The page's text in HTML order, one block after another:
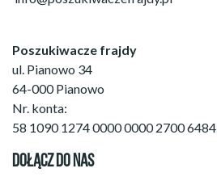
Poszukiwacze frajdy
ul. Pianowo 34
64-000 Pianowo
Nr. konta:
58 1090 1274 0000 0000 2700 6484
DOŁĄCZ DO NAS